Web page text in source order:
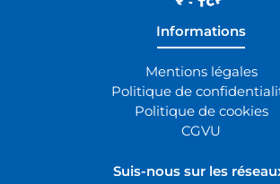
Informations
Mentions légales
Politique de
Politique de cookies
CGVU
Suis-nous sur les